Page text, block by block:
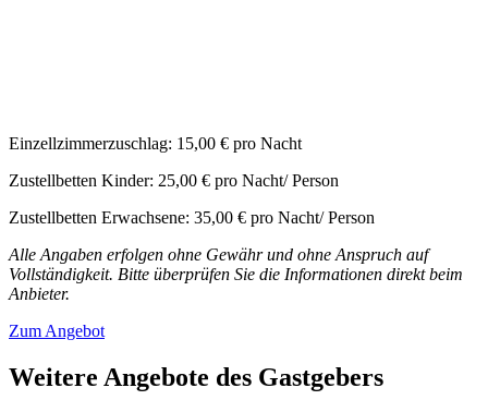
Einzellzimmerzuschlag: 15,00 € pro Nacht
Zustellbetten Kinder: 25,00 € pro Nacht/ Person
Zustellbetten Erwachsene: 35,00 € pro Nacht/ Person
Alle Angaben erfolgen ohne Gewähr und ohne Anspruch auf
Vollständigkeit. Bitte überprüfen Sie die Informationen direkt beim
Anbieter.
Zum Angebot
Weitere Angebote des Gastgebers